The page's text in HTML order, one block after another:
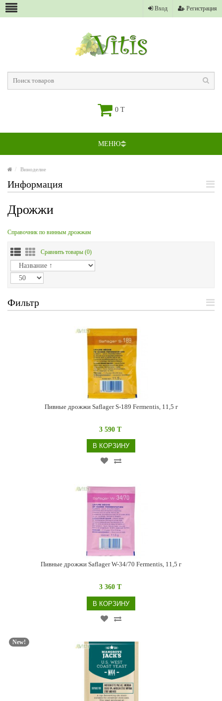
Вход Регистрация
0 T
МЕНЮ
Виноделие
Информация
Дрожжи
Справочник по винным дрожжам
Сравнить товары (0)
Фильтр
Пивные дрожжи Saflager S-189 Fermentis, 11,5 г
3 590 T
В КОРЗИНУ
Пивные дрожжи Saflager W-34/70 Fermentis, 11,5 г
3 360 T
В КОРЗИНУ
New!